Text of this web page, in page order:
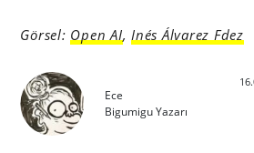
Görsel: Open AI, Inés Álvarez Fdez
Ece
Bigumigu Yazarı